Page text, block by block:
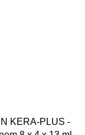
KERA-PLUS -